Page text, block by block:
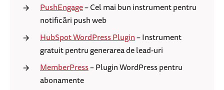
PushEngage– Cel mai bun instrument pentru
notificări push web
HubSpot WordPress Plugin– Instrument
gratuit pentru generarea de lead-uri
MemberPress– Plugin WordPress pentru
abonamente